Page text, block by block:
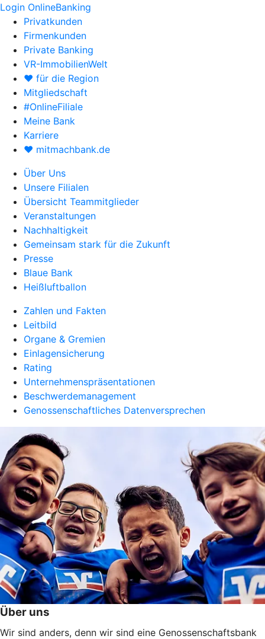
Login OnlineBanking
Privatkunden
Firmenkunden
Private Banking
VR-ImmobilienWelt
♥ für die Region
Mitgliedschaft
#OnlineFiliale
Meine Bank
Karriere
♥ mitmachbank.de
Über Uns
Unsere Filialen
Übersicht Teammitglieder
Veranstaltungen
Nachhaltigkeit
Gemeinsam stark für die Zukunft
Presse
Blaue Bank
Heißluftballon
Zahlen und Fakten
Leitbild
Organe & Gremien
Einlagensicherung
Rating
Unternehmenspräsentationen
Beschwerdemanagement
Genossenschaftliches Datenversprechen
Über uns
Wir sind anders, denn wir sind eine Genossenschaftsbank